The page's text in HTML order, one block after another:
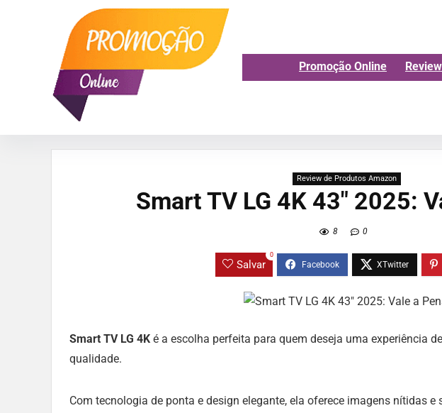
Promoção Online
Review de Produtos Amazon
Smart TV LG 4K 43″ 2025:
8 0
Salvar
0
Smart TV LG 4K é a escolha perfeita para quem deseja uma experiência
qualidade.
Com tecnologia de ponta e design elegante, ela oferece imagens nítidas e